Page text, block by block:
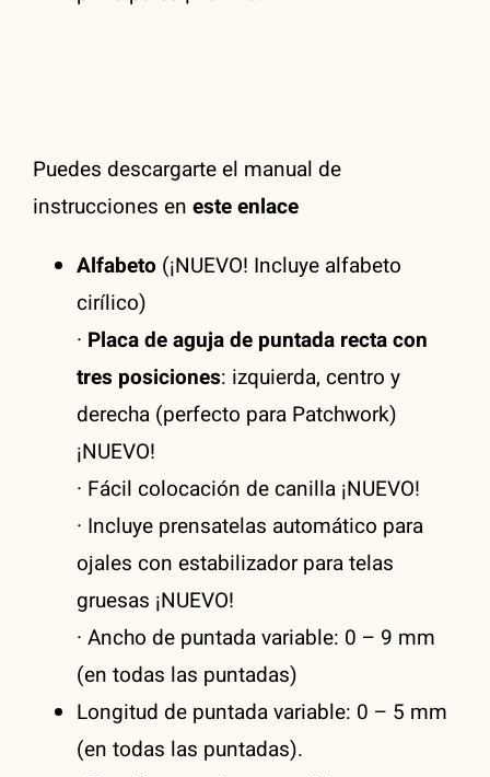
Puedes descargarte el manual de
instrucciones en este enlace
Alfabeto (¡NUEVO! Incluye alfabeto
cirílico)
· Placa de aguja de puntada recta con
tres posiciones: izquierda, centro y
derecha (perfecto para Patchwork)
¡NUEVO!
· Fácil colocación de canilla ¡NUEVO!
· Incluye prensatelas automático para
ojales con estabilizador para telas
gruesas ¡NUEVO!
· Ancho de puntada variable: 0 – 9 mm
(en todas las puntadas)
Longitud de puntada variable: 0 – 5 mm
(en todas las puntadas).